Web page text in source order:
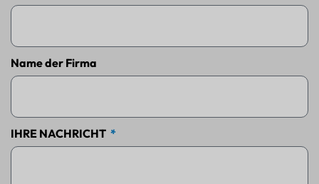
Name der Firma
IHRE NACHRICHT